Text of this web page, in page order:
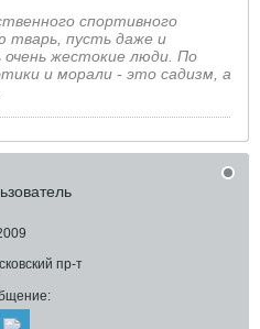
спортивного
тварь, пусть даже и
жестокие люди. По
и морали - это садизм, а
пр-т